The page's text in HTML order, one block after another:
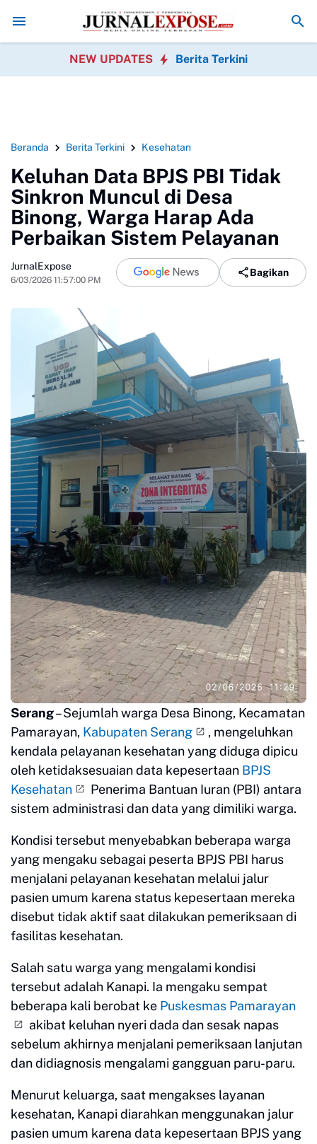
Diduga di Menu MBG Ada Gorengan, Wali Murid
NEW UPDATES Berita Terkini
Beranda Berita Terkini Kesehatan
Keluhan Data BPJS PBI Tidak
Sinkron Muncul di Desa
Binong, Warga Harap Ada
Perbaikan Sistem Pelayanan
JurnalExpose
6/03/2026 11:57:00 PM
Bagikan
Serang– Sejumlah warga Desa Binong, Kecamatan
Pamarayan, Kabupaten Serang
, mengeluhkan
kendala pelayanan kesehatan yang diduga dipicu
oleh ketidaksesuaian data kepesertaan BPJS
Kesehatan
Penerima Bantuan Iuran (PBI) antara
sistem administrasi dan data yang dimiliki warga.
Kondisi tersebut menyebabkan beberapa warga
yang mengaku sebagai peserta BPJS PBI harus
menjalani pelayanan kesehatan melalui jalur
pasien umum karena status kepesertaan mereka
disebut tidak aktif saat dilakukan pemeriksaan di
fasilitas kesehatan.
Salah satu warga yang mengalami kondisi
tersebut adalah Kanapi. Ia mengaku sempat
beberapa kali berobat ke Puskesmas Pamarayan
akibat keluhan nyeri dada dan sesak napas
sebelum akhirnya menjalani pemeriksaan lanjutan
dan didiagnosis mengalami gangguan paru-paru.
Menurut keluarga, saat mengakses layanan
kesehatan, Kanapi diarahkan menggunakan jalur
pasien umum karena data kepesertaan BPJS yang